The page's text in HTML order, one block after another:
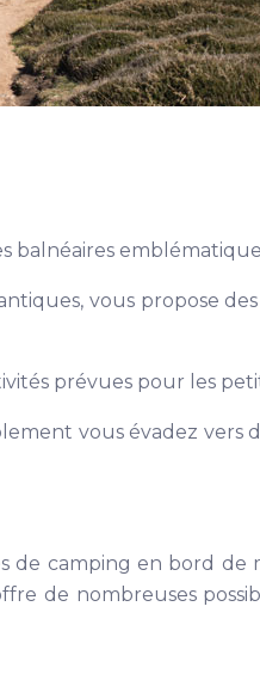
balnéaires
vous propose
prévues pour les
vous évadez vers
camping en bord de
de nombreuses